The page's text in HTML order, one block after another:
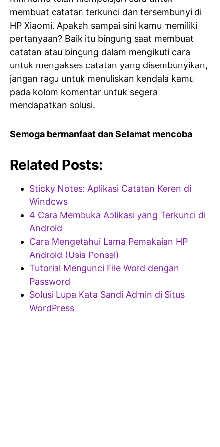
membuat catatan terkunci dan tersembunyi di
HP Xiaomi. Apakah sampai sini kamu memiliki
pertanyaan? Baik itu bingung saat membuat
catatan atau bingung dalam mengikuti cara
untuk mengakses catatan yang disembunyikan,
jangan ragu untuk menuliskan kendala kamu
pada kolom komentar untuk segera
mendapatkan solusi.
Semoga bermanfaat dan Selamat mencoba
Related Posts:
Sticky Notes: Aplikasi Catatan Keren di
Windows
4 Cara Membuka Aplikasi yang Terkunci di
Android
Cara Mengetahui Lama Pemakaian HP
Android (Usia Ponsel)
Tutorial Mengunci File Word dengan
Password
Solusi Lupa Kata Sandi Admin di Situs
WordPress